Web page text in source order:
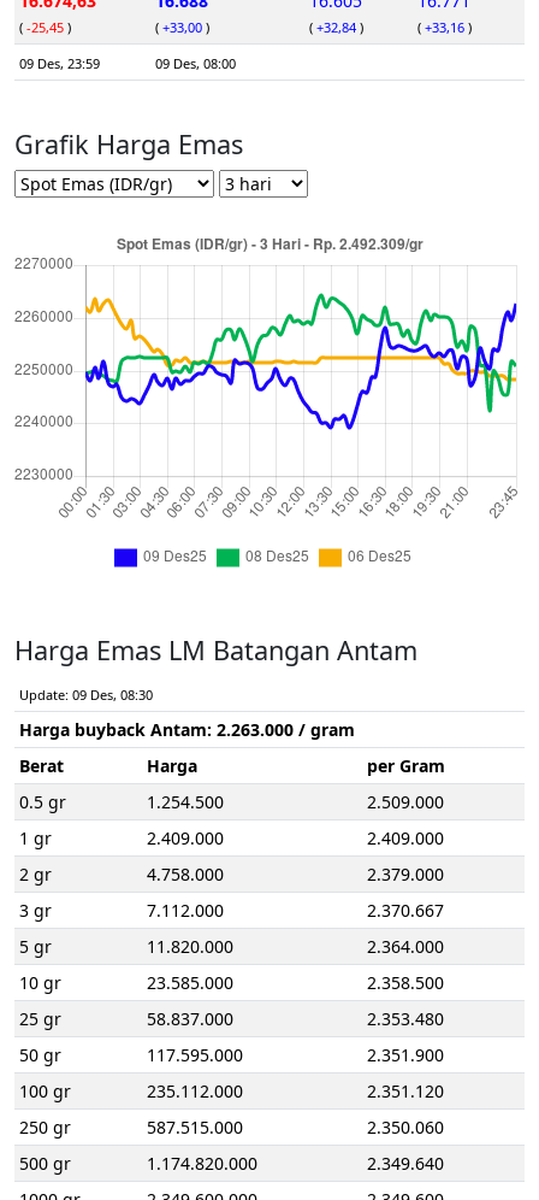
( -25,45 ) ( +33,00 ) ( +32,84 ) ( +33,16 )
09 Des, 23:59
09 Des, 08:00
Grafik Harga Emas
Harga Emas LM Batangan Antam
Update: 09 Des, 08:30
Harga buyback Antam: 2.263.000 / gram
Berat
Harga
per Gram
0.5 gr
1.254.500
2.509.000
1 gr
2.409.000
2.409.000
2 gr
4.758.000
2.379.000
3 gr
7.112.000
2.370.667
5 gr
11.820.000
2.364.000
10 gr
23.585.000
2.358.500
25 gr
58.837.000
2.353.480
50 gr
117.595.000
2.351.900
100 gr
235.112.000
2.351.120
250 gr
587.515.000
2.350.060
500 gr
1.174.820.000
2.349.640